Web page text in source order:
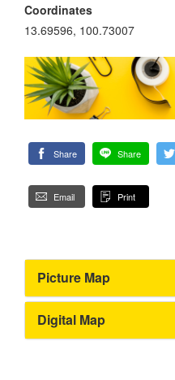
Coordinates
13.69596, 100.73007
Share Share
Email Print
Picture Map
Digital Map